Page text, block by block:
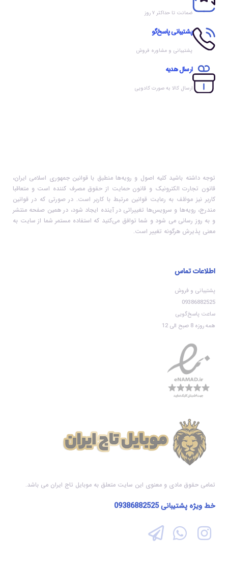
ضمانت تا حداکثر ۷ روز
پشتیبانی پاسخ‌گو
پشتیبانی و مشاوره فروش
ارسال هدیه
ارسال کالا به صورت کادویی
توجه داشته باشید کلیه اصول و رویه‏‌ها منطبق با قوانین جمهوری اسلامی ایران،
قانون تجارت الکترونیک و قانون حمایت از حقوق مصرف کننده است و متعاقبا
کاربر نیز موظف به رعایت قوانین مرتبط با کاربر است. در صورتی که در قوانین
مندرج، رویه‏‌ها و سرویس‏‌ها تغییراتی در آینده ایجاد شود، در همین صفحه منتشر
و به روز رسانی می شود و شما توافق می‏‌کنید که استفاده مستمر شما از سایت به
معنی پذیرش هرگونه تغییر است.
اطلاعات تماس
پشتیبانی و فروش
09386882525
ساعت پاسخ‌گویی
همه روزه 8 صبح الی 12
تمامی حقوق مادی و معنوی این سایت متعلق به موبایل تاج ایران می باشد.
خط ویژه پشتیبانی09386882525